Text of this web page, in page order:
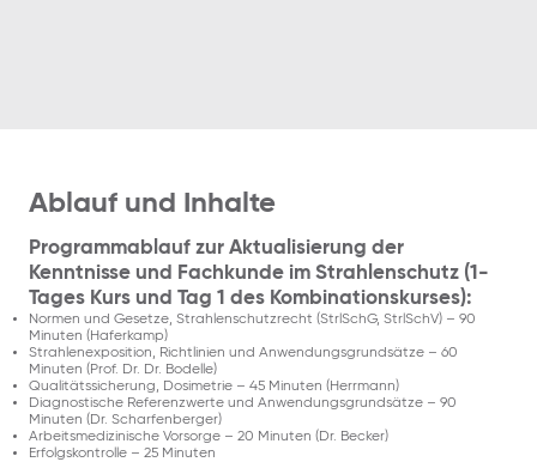
Ablauf und Inhalte
Programmablauf zur Aktualisierung der
Kenntnisse und Fachkunde im Strahlenschutz (1-
Tages Kurs und Tag 1 des Kombinationskurses):
Normen und Gesetze, Strahlenschutzrecht (StrlSchG, StrlSchV) – 90
Minuten (Haferkamp)
Strahlenexposition, Richtlinien und Anwendungsgrundsätze – 60
Minuten (Prof. Dr. Dr. Bodelle)
Qualitätssicherung, Dosimetrie – 45 Minuten (Herrmann)
Diagnostische Referenzwerte und Anwendungsgrundsätze – 90
Minuten (Dr. Scharfenberger)
Arbeitsmedizinische Vorsorge – 20 Minuten (Dr. Becker)
Erfolgskontrolle – 25 Minuten